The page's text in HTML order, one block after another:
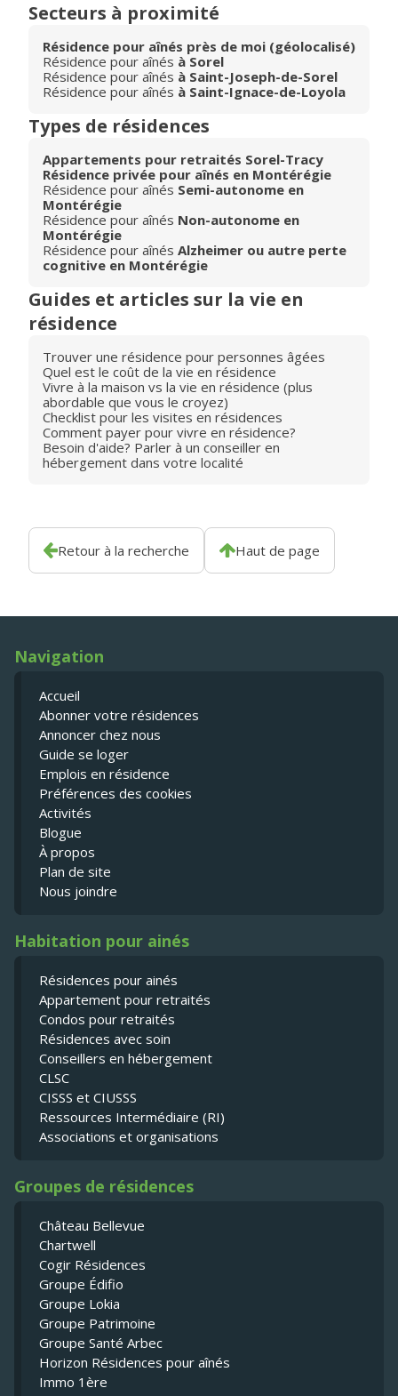
Secteurs à proximité
Résidence pour aînés près de moi (géolocalisé)
Résidence pour aînés à Sorel
Résidence pour aînés à Saint-Joseph-de-Sorel
Résidence pour aînés à Saint-Ignace-de-Loyola
Types de résidences
Appartements pour retraités Sorel-Tracy
Résidence privée pour aînés en Montérégie
Résidence pour aînés Semi-autonome en
Montérégie
Résidence pour aînés Non-autonome en
Montérégie
Résidence pour aînés Alzheimer ou autre perte
cognitive en Montérégie
Guides et articles sur la vie en
résidence
Trouver une résidence pour personnes âgées
Quel est le coût de la vie en résidence
Vivre à la maison vs la vie en résidence (plus
abordable que vous le croyez)
Checklist pour les visites en résidences
Comment payer pour vivre en résidence?
Besoin d'aide? Parler à un conseiller en
hébergement dans votre localité
Retour à la recherche Haut de page
Navigation
Accueil
Abonner votre résidences
Annoncer chez nous
Guide se loger
Emplois en résidence
Préférences des cookies
Activités
Blogue
À propos
Plan de site
Nous joindre
Habitation pour ainés
Résidences pour ainés
Appartement pour retraités
Condos pour retraités
Résidences avec soin
Conseillers en hébergement
CLSC
CISSS et CIUSSS
Ressources Intermédiaire (RI)
Associations et organisations
Groupes de résidences
Château Bellevue
Chartwell
Cogir Résidences
Groupe Édifio
Groupe Lokia
Groupe Patrimoine
Groupe Santé Arbec
Horizon Résidences pour aînés
Immo 1ère